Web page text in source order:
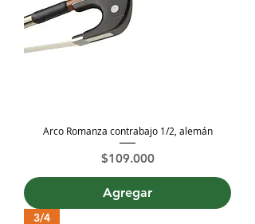
Arco Romanza contrabajo 1/2, alemán
Precio
$109.000
Agregar
3/4